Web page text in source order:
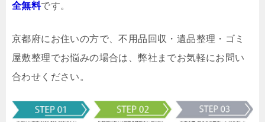
全無料です。
京都府にお住いの方で、不用品回収・遺品整理・ゴミ
屋敷整理でお悩みの場合は、弊社までお気軽にお問い
合わせください。